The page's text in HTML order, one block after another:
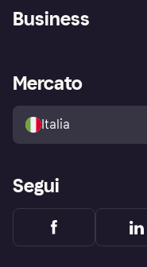
Assistenza
Esplora i negozi
Politica di protezione
dell'acquirente Klarna
Business
Accesso aziende
Mercato
Italia
Segui